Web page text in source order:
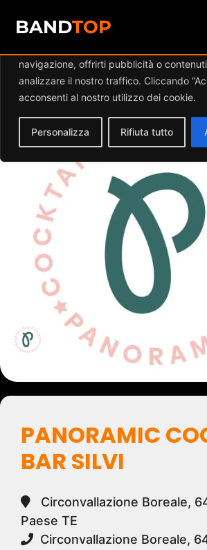
Diamo valore alla tua privacy
navigazione, offrirti pubblicità o
analizzare il nostro traffico. Cliccando
acconsenti al nostro utilizzo dei cookie.
Personalizza Rifiuta tutto
BANDTOP
Events at this
PANORAMIC
BAR SILVI
Circonvallazione Boreale,
Paese TE
Circonvallazione Boreale,